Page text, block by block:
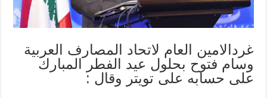
غردالامين العام لاتحاد المصارف العربية
وسام فتوح بحلول عيد الفطر المبارك
على حسابه على تويتر وقال :